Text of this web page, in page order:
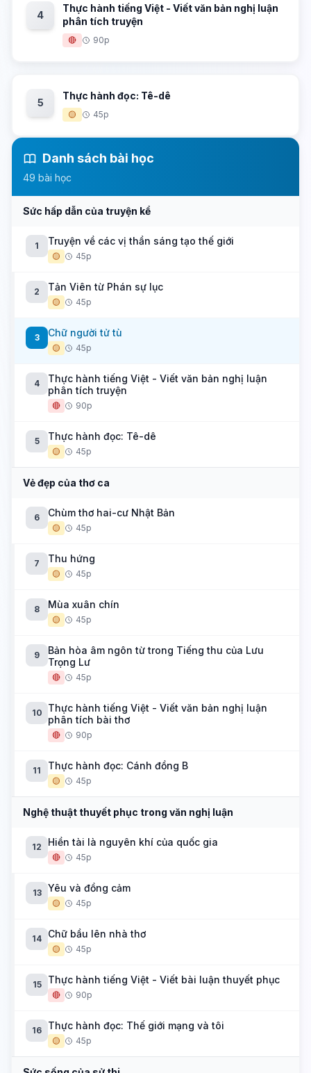
4
Thực hành tiếng Việt - Viết văn bản nghị luận
phân tích truyện
🔴 90p
5
Thực hành đọc: Tê-dê
🟡 45p
Danh sách bài học
49 bài học
Sức hấp dẫn của truyện kể
1 Truyện về các vị thần sáng tạo thế giới
🟡 45p
2 Tản Viên từ Phán sự lục
🟡 45p
3 Chữ người tử tù
🟡 45p
4
Thực hành tiếng Việt - Viết văn bản nghị luận
phân tích truyện
🔴 90p
5 Thực hành đọc: Tê-dê
🟡 45p
Vẻ đẹp của thơ ca
6 Chùm thơ hai-cư Nhật Bản
🟡 45p
7 Thu hứng
🟡 45p
8 Mùa xuân chín
🟡 45p
9
Bản hòa âm ngôn từ trong Tiếng thu của Lưu
Trọng Lư
🔴 45p
10
Thực hành tiếng Việt - Viết văn bản nghị luận
phân tích bài thơ
🔴 90p
11 Thực hành đọc: Cánh đồng B
🟡 45p
Nghệ thuật thuyết phục trong văn nghị luận
12 Hiền tài là nguyên khí của quốc gia
🔴 45p
13 Yêu và đồng cảm
🟡 45p
14 Chữ bầu lên nhà thơ
🟡 45p
15 Thực hành tiếng Việt - Viết bài luận thuyết phục
🔴 90p
16 Thực hành đọc: Thế giới mạng và tôi
🟡 45p